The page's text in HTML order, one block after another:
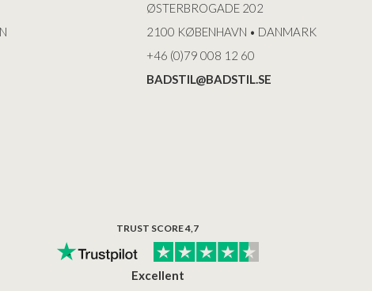
ØSTERBROGADE 202
2100 KØBENHAVN • DANMARK
+46 (0)79 008 12 60
BADSTIL@BADSTIL.SE
TRUST SCORE 4,7
Excellent